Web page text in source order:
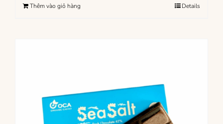
Thêm vào giỏ hàng Details